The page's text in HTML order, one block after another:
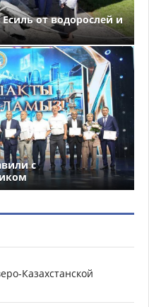
от водорослей и
с
Казахстанской